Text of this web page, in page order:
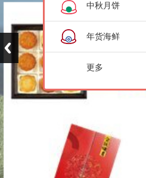
中秋月饼
年货海鲜
更多